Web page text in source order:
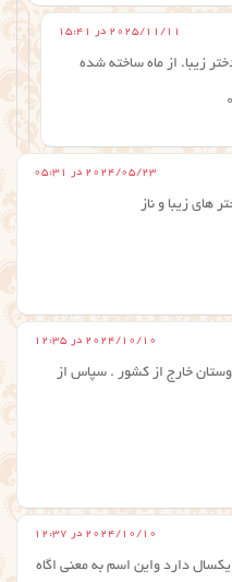
2025/11/11 در 15:41
زیبا. از ماه ساخته شده
0
2024/05/23 در 05:31
زیبا و ناز
2024/10/10 در 12:35
خارج از کشور . سپاس از
2024/10/10 در 12:37
دارد واین اسم به معنی اگاه